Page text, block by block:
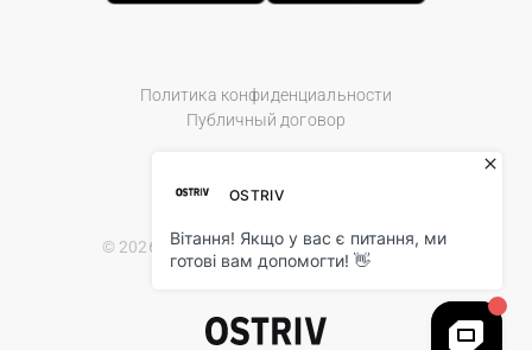
Политика конфиденциальности
Публичный договор
© 2026 Ostriv.ua Store. All Rights Reserved.